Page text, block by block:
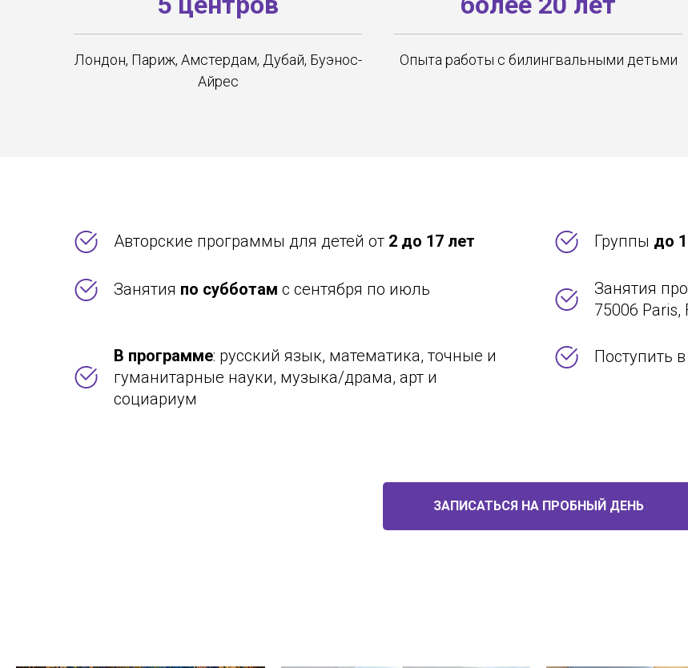
Лондон, Париж, Амстердам, Дубай, Буэнос-
Айрес
Опыта работы с билингвальными детьми
Авторские программы для детей от 2 до 17 лет Группы до
Занятия по субботам с сентября по июль Занятия
75006 Paris,
В программе: русский язык, математика, точные и
гуманитарные науки, музыка/драма, арт и
социариум
Поступить
ЗАПИСАТЬСЯ НА ПРОБНЫЙ ДЕНЬ